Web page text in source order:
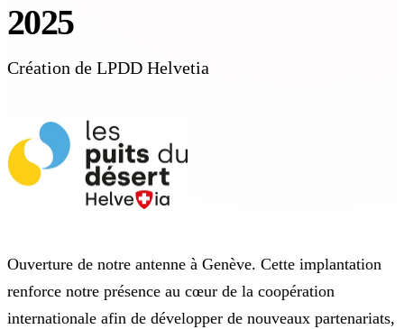
2025
Création de LPDD Helvetia
Ouverture de notre antenne à Genève. Cette implantation
renforce notre présence au cœur de la coopération
internationale afin de développer de nouveaux partenariats,